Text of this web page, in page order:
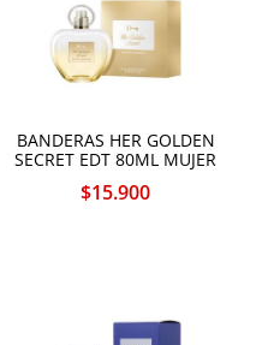
BANDERAS HER GOLDEN
SECRET EDT 80ML MUJER
$15.900